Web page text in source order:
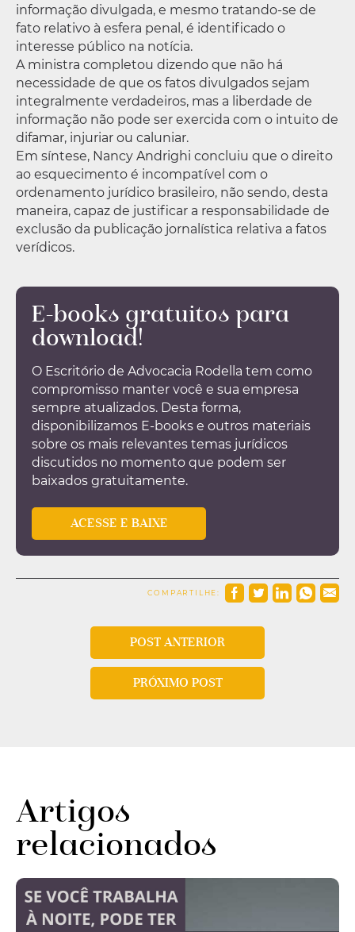
informação divulgada, e mesmo tratando-se de
fato relativo à esfera penal, é identificado o
interesse público na notícia.
A ministra completou dizendo que não há
necessidade de que os fatos divulgados sejam
integralmente verdadeiros, mas a liberdade de
informação não pode ser exercida com o intuito de
difamar, injuriar ou caluniar.
Em síntese, Nancy Andrighi concluiu que o direito
ao esquecimento é incompatível com o
ordenamento jurídico brasileiro, não sendo, desta
maneira, capaz de justificar a responsabilidade de
exclusão da publicação jornalística relativa a fatos
verídicos.
E-books gratuitos para
download!
O Escritório de Advocacia Rodella tem como
compromisso manter você e sua empresa
sempre atualizados. Desta forma,
disponibilizamos E-books e outros materiais
sobre os mais relevantes temas jurídicos
discutidos no momento que podem ser
baixados gratuitamente.
ACESSE E BAIXE
COMPARTILHE:
POST ANTERIOR
PRÓXIMO POST
Artigos
relacionados